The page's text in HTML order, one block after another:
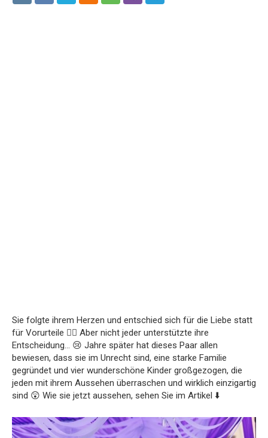
Sie folgte ihrem Herzen und entschied sich für die Liebe statt
für Vorurteile ❤️‍🔥 Aber nicht jeder unterstützte ihre
Entscheidung… 😢 Jahre später hat dieses Paar allen
bewiesen, dass sie im Unrecht sind, eine starke Familie
gegründet und vier wunderschöne Kinder großgezogen, die
jeden mit ihrem Aussehen überraschen und wirklich einzigartig
sind 😲 Wie sie jetzt aussehen, sehen Sie im Artikel ⬇️